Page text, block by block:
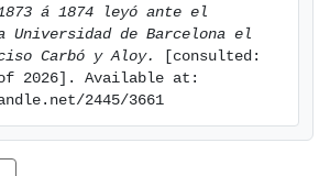
á 1874 leyó ante el
de Barcelona el
Carbó y Aloy.
[consulted:
2026]. Available at:
2445/3661